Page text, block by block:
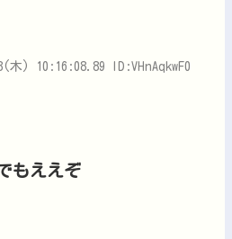
木) 10:16:08.89 ID:VHnAqkwF0
もええぞ